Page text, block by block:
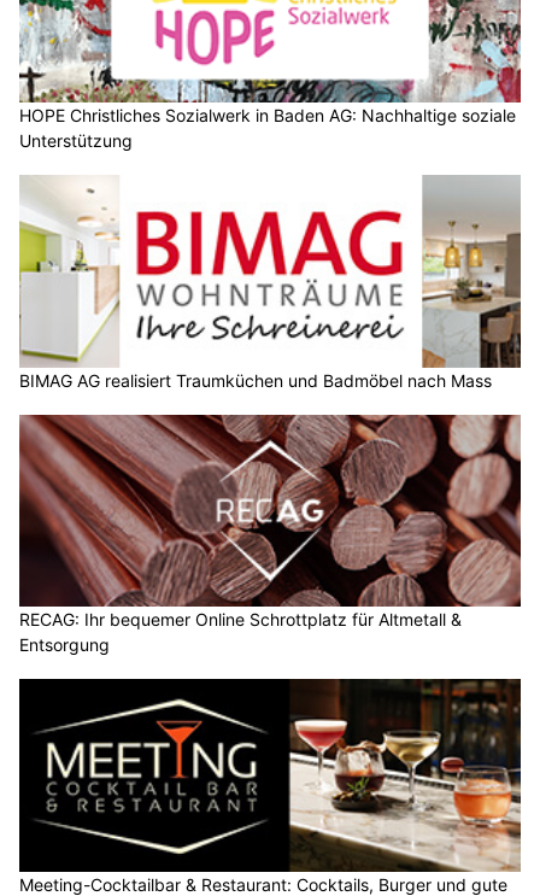
HOPE Christliches Sozialwerk in Baden AG: Nachhaltige soziale
Unterstützung
BIMAG AG realisiert Traumküchen und Badmöbel nach Mass
RECAG: Ihr bequemer Online Schrottplatz für Altmetall &
Entsorgung
Meeting-Cocktailbar & Restaurant: Cocktails, Burger und gute